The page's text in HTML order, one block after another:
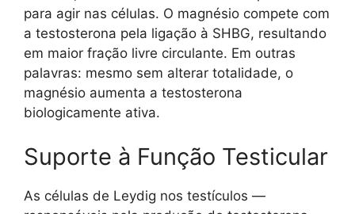
para agir nas células. O magnésio compete com
a testosterona pela ligação à SHBG, resultando
em maior fração livre circulante. Em outras
palavras: mesmo sem alterar totalidade, o
magnésio aumenta a testosterona
biologicamente ativa.
Suporte à Função Testicular
As células de Leydig nos testículos —